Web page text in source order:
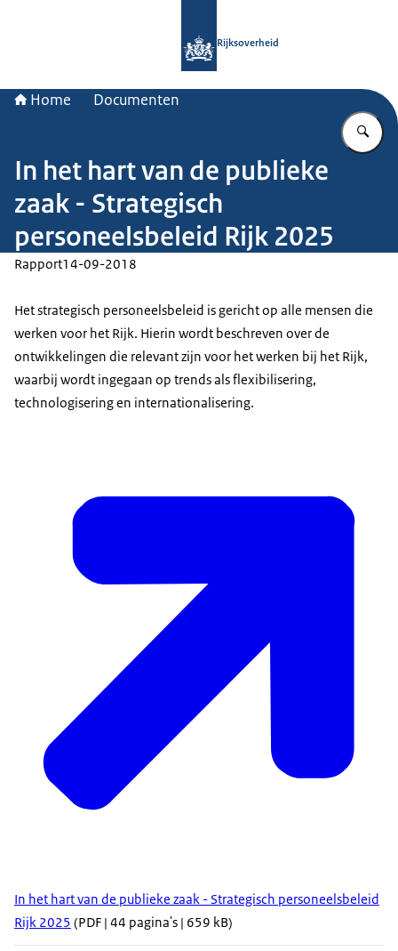
Rijksoverheid
Home Documenten
In het hart van de publieke
zaak - Strategisch
personeelsbeleid Rijk 2025
Rapport14-09-2018
Het strategisch personeelsbeleid is gericht op alle mensen die
werken voor het Rijk. Hierin wordt beschreven over de
ontwikkelingen die relevant zijn voor het werken bij het Rijk,
waarbij wordt ingegaan op trends als flexibilisering,
technologisering en internationalisering.
In het hart van de publieke zaak - Strategisch personeelsbeleid
Rijk 2025 (PDF | 44 pagina's | 659 kB)